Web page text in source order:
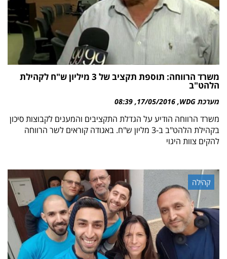
משרד הרווחה: תוספת תקציב של 3 מיליון ש"ח לקהילת
הלהט"ב
מערכת WDG 17/05/2016
08:39
משרד הרווחה הודיע על הגדלת התקציבים והמענים לקבוצות סיכון
בקהילת הלהט"ב ב-3 מליון ש"ח. באגודה קוראים לשר הרווחה
להקים צוות היגוי
קהילה